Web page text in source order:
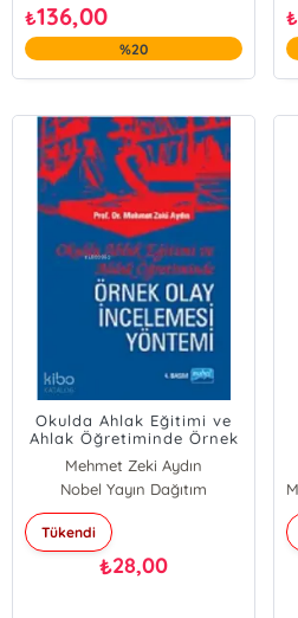
₺136,00
%20
₺
Okulda Ahlak Eğitimi ve
Ahlak Öğretiminde Örnek
Olay İncelemesi Yöntemi
Mehmet Zeki Aydın
Nobel Yayın Dağıtım
Tükendi
₺28,00